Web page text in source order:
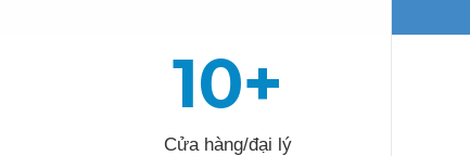
10+
Cửa hàng/đại lý